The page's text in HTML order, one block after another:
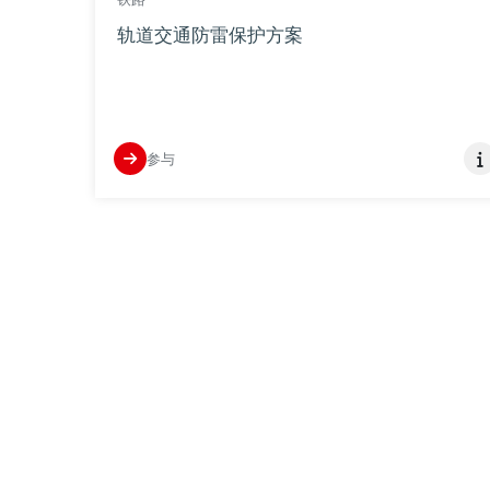
轨道交通防雷保护方案
参与